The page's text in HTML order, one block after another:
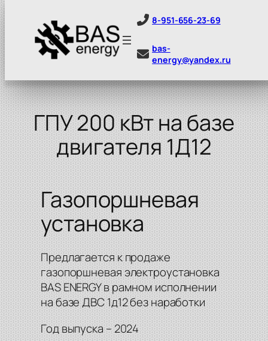
к
содержимому
8-951-656-23-69
bas-
energy@yandex.ru
ГПУ 200 кВт на базе
двигателя 1Д12
Газопоршневая
установка
Предлагается к продаже
газопоршневая электроустановка
BAS ENERGY в рамном исполнении
на базе ДВС 1д12 без наработки
Год выпуска – 2024